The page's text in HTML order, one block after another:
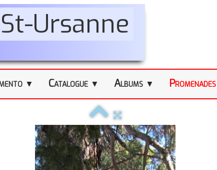
St-Ursanne
▼ Catalogue ▼ Albums ▼ Promenades